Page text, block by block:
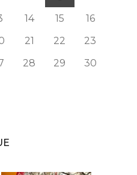
14 15
16
21 22
23
28 29
30